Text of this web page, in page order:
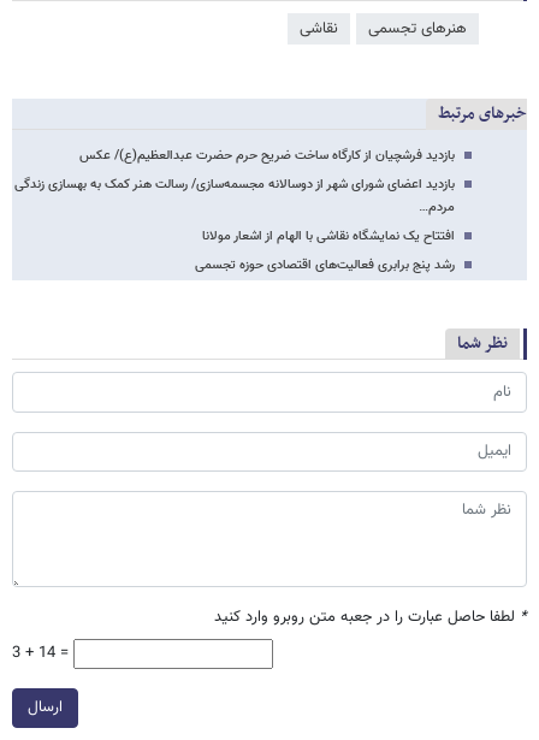
هنرهای تجسمی نقاشی
خبرهای مرتبط
بازدید فرشچیان از کارگاه ساخت ضریح حرم حضرت عبدالعظیم(ع)/ عکس
بازدید اعضای شورای شهر از دوسالانه مجسمه‌سازی/ رسالت هنر کمک به بهسازی زندگی
مردم…
افتتاح یک نمایشگاه نقاشی با الهام از اشعار مولانا
رشد پنج برابری فعالیت‌های اقتصادی حوزه تجسمی
نظر شما
* لطفا حاصل عبارت را در جعبه متن روبرو وارد کنید
3 + 14 =
ارسال